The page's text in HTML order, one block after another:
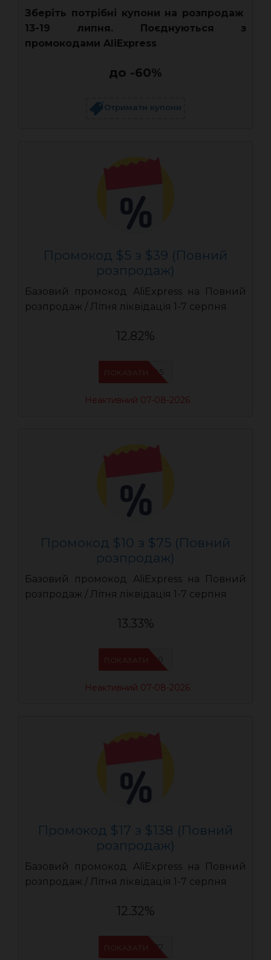
Зберіть потрібні купони на розпродаж
13-19 липня. Поєднуються з
промокодами AliExpress
до -60%
Отримати купони
Промокод $5 з $39 (Повний
розпродаж)
Базовий промокод AliExpress на Повний
розпродаж / Літня ліквідація 1-7 серпня
12.82%
UASC05
ПОКАЗАТИ
Неактивний 07-08-2026
Промокод $10 з $75 (Повний
розпродаж)
Базовий промокод AliExpress на Повний
розпродаж / Літня ліквідація 1-7 серпня
13.33%
UASC10
ПОКАЗАТИ
Неактивний 07-08-2026
Промокод $17 з $138 (Повний
розпродаж)
Базовий промокод AliExpress на Повний
розпродаж / Літня ліквідація 1-7 серпня
12.32%
UASC17
ПОКАЗАТИ